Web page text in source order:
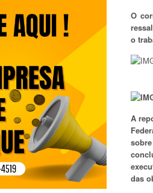
O
o
A
das